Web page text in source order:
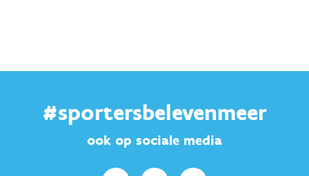
#sportersbelevenmeer
ook op sociale media